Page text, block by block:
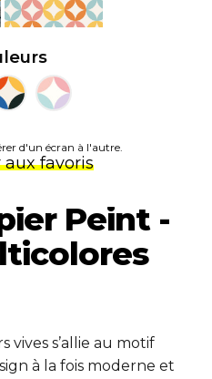
d'un écran à l'autre.
favoris
Peint -
vives s’allie au motif
à la fois moderne et